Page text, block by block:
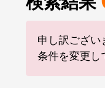
申し訳ござい
条件を変更し